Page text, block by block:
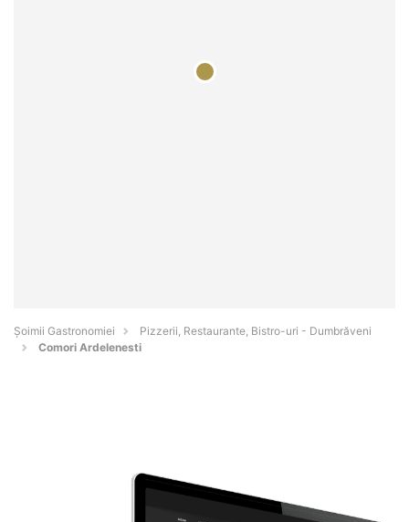
Șoimii Gastronomiei
Pizzerii, Restaurante, Bistro-uri - Dumbrăveni
Comori Ardelenesti